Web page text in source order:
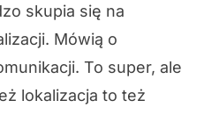
skupia się na
Mówią o
To super, ale
lokalizacja to też